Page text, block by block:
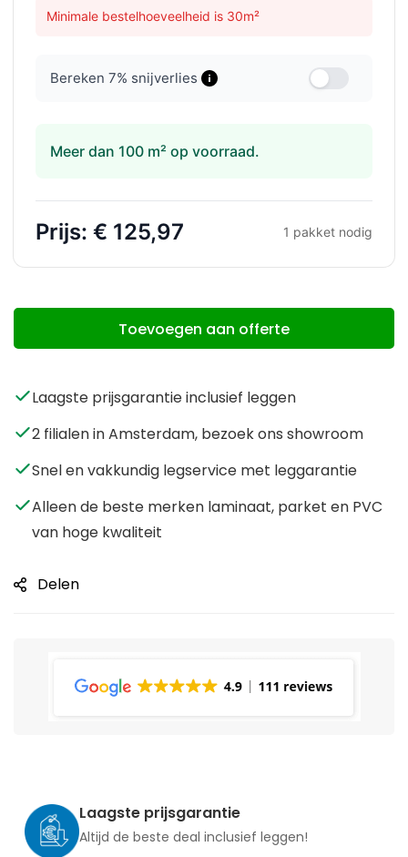
Minimale bestelhoeveelheid is 30m²
Bereken 7% snijverlies
Meer dan 100 m² op voorraad.
Prijs: € 125,97 1 pakket nodig
Toevoegen aan offerte
Laagste prijsgarantie inclusief leggen
2 filialen in Amsterdam, bezoek ons showroom
Snel en vakkundig legservice met leggarantie
Alleen de beste merken laminaat, parket en PVC
van hoge kwaliteit
Delen
Laagste prijsgarantie
Altijd de beste deal inclusief leggen!